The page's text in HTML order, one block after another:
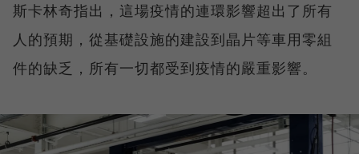
斯卡林奇指出，這場疫情的連環影響超出了所有
人的預期，從基礎設施的建設到晶片等車用零組
件的缺乏，所有一切都受到疫情的嚴重影響。